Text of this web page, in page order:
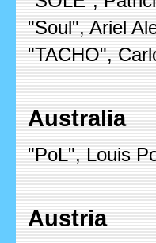
"Soul", Ariel
"TACHO",
Australia
"PoL", Louis
Austria